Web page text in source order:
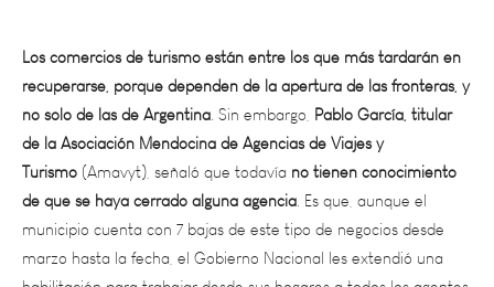
recuperarse, porque dependen de la apertura de las fronteras, y
no solo de las de Argentina. Sin embargo,Pablo García, titular
de la Asociación Mendocina de Agencias de Viajes y
Turismo(Amavyt), señaló que todavíano tienen conocimiento
de que se haya cerrado alguna agencia. Es que, aunque el
municipio cuenta con 7 bajas de este tipo de negocios desde
marzo hasta la fecha, el Gobierno Nacional les extendió una
habilitación para trabajar desde sus hogares a todos los agentes